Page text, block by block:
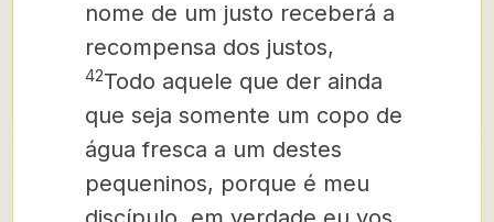
nome de um justo receberá a
recompensa dos justos,
42Todo aquele que der ainda
que seja somente um copo de
água fresca a um destes
pequeninos, porque é meu